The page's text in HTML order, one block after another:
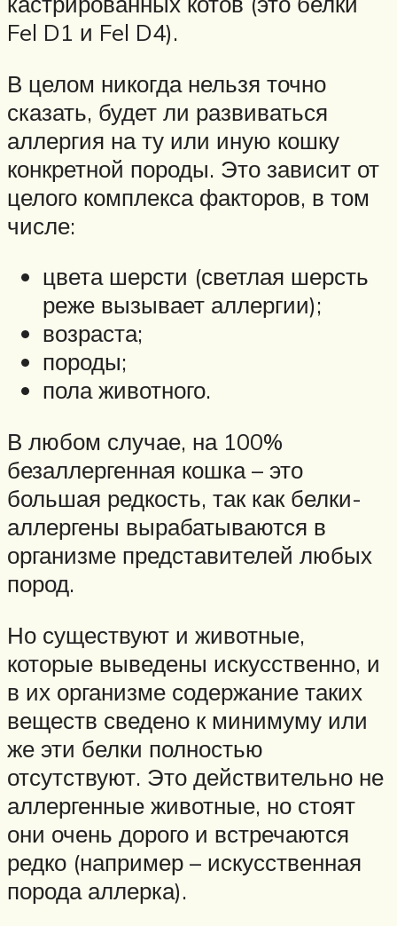
Fel D1 и Fel D4).
В целом никогда нельзя точно
сказать, будет ли развиваться
аллергия на ту или иную кошку
конкретной породы. Это зависит от
целого комплекса факторов, в том
числе:
цвета шерсти (светлая шерсть
реже вызывает аллергии);
возраста;
породы;
пола животного.
В любом случае, на 100%
безаллергенная кошка – это
большая редкость, так как белки-
аллергены вырабатываются в
организме представителей любых
пород.
Но существуют и животные,
которые выведены искусственно, и
в их организме содержание таких
веществ сведено к минимуму или
же эти белки полностью
отсутствуют. Это действительно не
аллергенные животные, но стоят
они очень дорого и встречаются
редко (например – искусственная
порода аллерка).